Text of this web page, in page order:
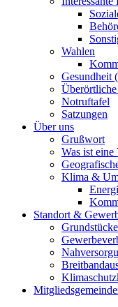
Wahlen
Gesundheit
Notruftafel
Satzungen
Über uns
Grußwort
Was ist eine
Klima &
Standort &
Grundstücke